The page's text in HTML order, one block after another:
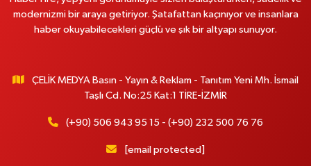
modernizmi bir araya getiriyor. Şatafattan kaçınıyor ve insanlara
haber okuyabilecekleri güçlü ve şık bir altyapı sunuyor.
ÇELİK MEDYA Basın - Yayın & Reklam - Tanıtım Yeni Mh. İsmail
Taşlı Cd. No:25 Kat:1 TİRE-İZMİR
(+90) 506 943 95 15 - (+90) 232 500 76 76
[email protected]